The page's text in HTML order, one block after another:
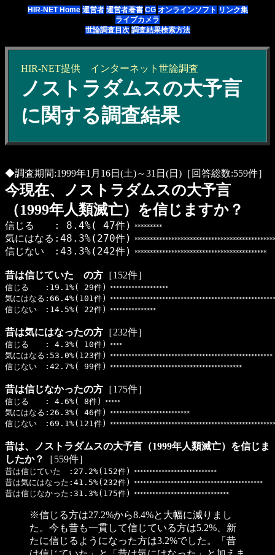
HIR-NET Home 運営者 運営者著書 CG オンラインソフト リンク集
ライブカメラ
世論調査目次 調査結果検索方法
HIR-NET提供 インターネット 世論調査
ノストラダムスの大予言
に関する調査結果
◆調査期間:1999年1月16日(土)～31日(日)［回答総数:559件］
今現在、ノストラダムスの大予言
（1999年人類滅亡）を信じますか？
信じる : 8.4%( 47件) *********
気にはなる:48.3%(270件)
信じない :43.3%(242件) *******************************************
昔は信じていた の方 ［152件］
信じる :19.1%( 29件) *******************
気にはなる:66.4%(101件)
信じない :14.5%( 22件) ***************
昔は気にはなったの方 ［232件］
信じる : 4.3%( 10件) ****
気にはなる:53.0%(123件) *****************************************************
信じない :42.7%( 99件) *******************************************
昔は信じなかったの方 ［175件］
信じる : 4.6%( 8件) *****
気にはなる:26.3%( 46件) **************************
信じない :69.1%(121件)
昔は、ノストラダムスの大予言（1999年人類滅亡）を信じま
したか？
［559件］
昔は信じていた :27.2%(152件) ***************************
昔は気にはなった:41.5%(232件) ******************************************
昔は信じなかった:31.3%(175件) *******************************
※信じる方は27.2%から8.4%と大幅に減りまし
た。今も昔も一貫して信じている方は5.2%、新
たに信じるようになった方は3.2%でした。「昔